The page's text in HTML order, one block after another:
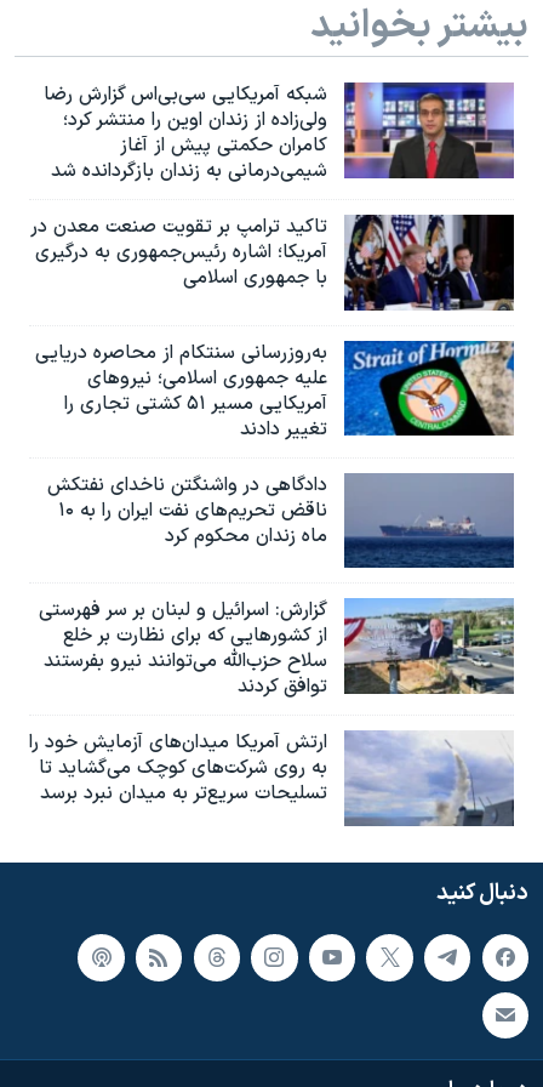
نرگس محمدی برنده جایزه نوبل صلح
همایش محافظه‌کاران آمریکا «سی‌پک»
صفحه‌های ویژه
سفر پرزیدنت ترامپ به چین
بیشتر بخوانید
شبکه آمریکایی سی‌بی‌‌اس گزارش رضا
ولی‌زاده از زندان اوین را منتشر کرد؛
کامران حکمتی پیش از آغاز
شیمی‌درمانی به زندان بازگردانده شد
تاکید ترامپ بر تقویت صنعت معدن در
آمریکا؛ اشاره رئیس‌جمهوری به درگیری
با جمهوری اسلامی
به‌روزرسانی سنتکام از محاصره دریایی
علیه جمهوری اسلامی؛ نیروهای
آمریکایی مسیر ۵۱ کشتی تجاری را
تغییر دادند
دادگاهی در واشنگتن ناخدای نفتکش
ناقض تحریم‌های نفت ایران را به ۱۰
ماه زندان محکوم کرد
گزارش‌: اسرائيل و لبنان بر سر فهرستی
از کشورهایی که برای نظارت بر خلع
سلاح حزب‌الله می‌توانند نیرو بفرستند
توافق کردند
ارتش آمریکا میدان‌های آزمایش خود را
به روی شرکت‌های کوچک می‌گشاید تا
تسلیحات سریع‌تر به میدان نبرد برسد
دنبال کنید